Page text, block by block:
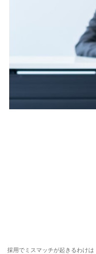
採用でミスマッチが起きるわけは